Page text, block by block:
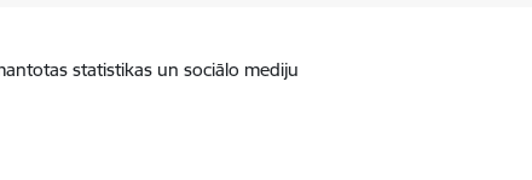
statistikas un sociālo mediju